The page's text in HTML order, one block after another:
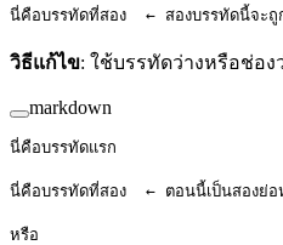
นี่คือบรรทัดที่สอง  ← สองบรรทัดนี้จะถู
วิธีแก้ไข: ใช้บรรทัดว่างหรือช่อง
markdown
นี่คือบรรทัดแรก
นี่คือบรรทัดที่สอง  ← ตอนนี้เป็นสองย่อ
หรือ